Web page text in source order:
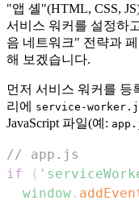
"앱 셸"(HTML, CSS,
서비스 워커를 설정하
음 네트워크" 전략과
해 보겠습니다.
먼저 서비스 워커를 등
리에
service-
JavaScript 파일(예:
// app.js
if
(
window .